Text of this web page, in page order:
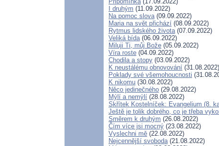
I druhým (11.09.2022)
Na pomoc slova(09.09.2022)
Maria na svět přichází (08.09.2022)
Rytmus lidského života(07.09.2022)
Veliká bída(06.09.2022)
Miluji Ti, můj Bože (05.09.2022)
Víra roste (04.09.2022)
Chodila a stopy (03.09.2022)
K neustálému obnovování (31.08.2022)
Poklady své všemohoucnosti
K nikomu (30.08.2022)
Něco jedinečného (29.08.2022)
Mýlí a nemýlí (28.08.2022)
Skřítek Kostelníček: Evangelium (8.
Ještě je tolik dobrého, co je třeba
Směrem k druhým (26.08.2022)
Čím více jsi mocný (23.08.2022)
Vyslechni mě (22.08.2022)
Nejcennější svoboda(21.08.2022)